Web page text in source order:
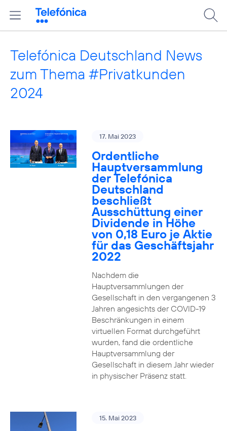
Telefónica Deutschland News
zum Thema #Privatkunden
2024
17. Mai 2023
Ordentliche
Hauptversammlung
der Telefónica
Deutschland
beschließt
Ausschüttung einer
Dividende in Höhe
von 0,18 Euro je Aktie
für das Geschäftsjahr
2022
Nachdem die
Hauptversammlungen der
Gesellschaft in den vergangenen 3
Jahren angesichts der COVID-19
Beschränkungen in einem
virtuellen Format durchgeführt
wurden, fand die ordentliche
Hauptversammlung der
Gesellschaft in diesem Jahr wieder
in physischer Präsenz statt.
15. Mai 2023